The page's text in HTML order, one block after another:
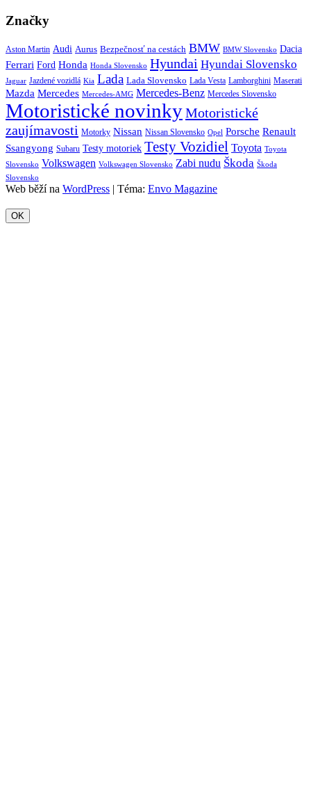
Značky
Aston Martin Audi Aurus Bezpečnosť na cestách BMW BMW Slovensko Dacia
Ferrari Ford Honda Honda Slovensko Hyundai Hyundai Slovensko
Jaguar Jazdené vozidlá Kia Lada Lada Slovensko Lada Vesta Lamborghini Maserati
Mazda Mercedes Mercedes-AMG Mercedes-Benz Mercedes Slovensko
Motoristické novinkyMotoristické
zaujímavosti Motorky Nissan Nissan Slovensko Opel Porsche Renault
Ssangyong Subaru Testy motoriek Testy Vozidiel Toyota Toyota
Slovensko Volkswagen Volkswagen Slovensko Zabi nudu Škoda Škoda
Slovensko
Web běží na WordPress | Téma: Envo Magazine
OK